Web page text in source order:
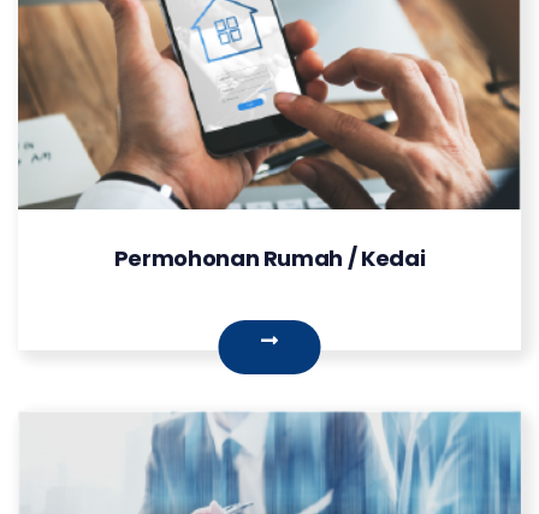
Permohonan Rumah / Kedai